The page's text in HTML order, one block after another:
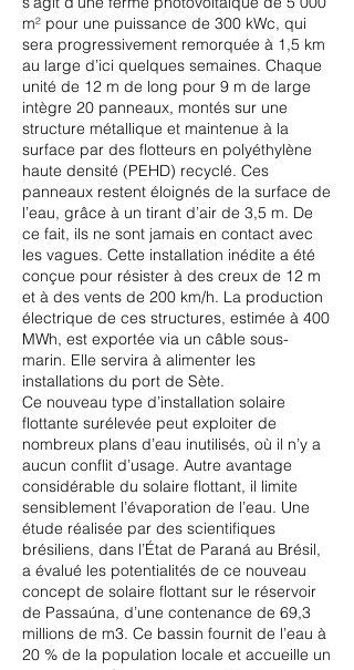
m² pour une puissance de 300 kWc, qui
sera progressivement remorquée à 1,5 km
au large d’ici quelques semaines. Chaque
unité de 12 m de long pour 9 m de large
intègre 20 panneaux, montés sur une
structure métallique et maintenue à la
surface par des flotteurs en polyéthylène
haute densité (PEHD) recyclé. Ces
panneaux restent éloignés de la surface de
l’eau, grâce à un tirant d’air de 3,5 m. De
ce fait, ils ne sont jamais en contact avec
les vagues. Cette installation inédite a été
conçue pour résister à des creux de 12 m
et à des vents de 200 km/h. La production
électrique de ces structures, estimée à 400
MWh, est exportée via un câble sous-
marin. Elle servira à alimenter les
installations du port de Sète.
Ce nouveau type d’installation solaire
flottante surélevée peut exploiter de
nombreux plans d’eau inutilisés, où il n’y a
aucun conflit d’usage. Autre avantage
considérable du solaire flottant, il limite
sensiblement l’évaporation de l’eau. Une
étude réalisée par des scientifiques
brésiliens, dans l’État de Paraná au Brésil,
a évalué les potentialités de ce nouveau
concept de solaire flottant sur le réservoir
de Passaúna, d’une contenance de 69,3
millions de m3. Ce bassin fournit de l’eau à
20 % de la population locale et accueille un